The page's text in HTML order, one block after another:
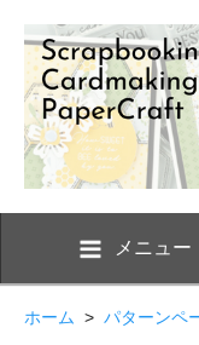
メニュー
ホーム > パターンペ